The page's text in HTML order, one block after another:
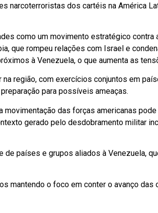
narcoterroristas dos cartéis na América
como um movimento estratégico contra
que rompeu relações com Israel e
à Venezuela, o que aumenta as
região, com exercícios conjuntos em
para possíveis ameaças.
das forças americanas
gerado pelo desdobramento militar
países e grupos aliados à Venezuela,
mantendo o foco em conter o avanço